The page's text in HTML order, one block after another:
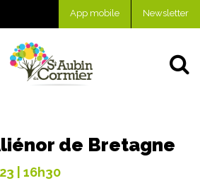
App mobile Newsletter
de Bretagne
| 16h30